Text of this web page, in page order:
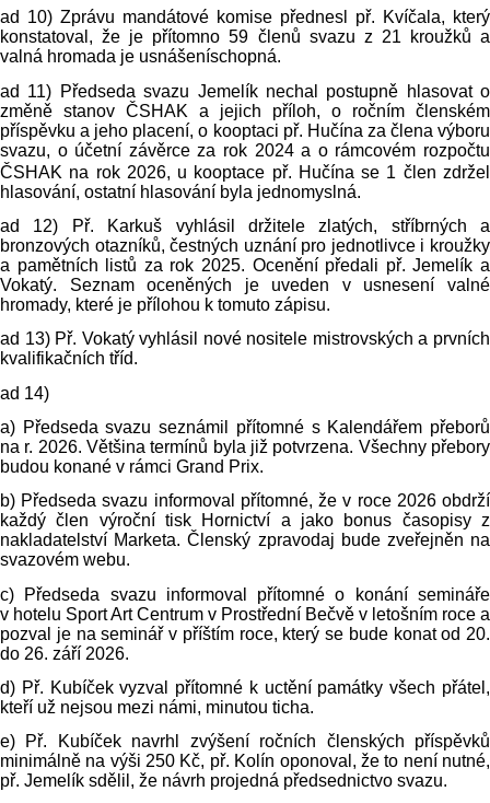
ad 10) Zprávu mandátové komise přednesl př. Kvíčala, který
konstatoval, že je přítomno 59 členů svazu z 21 kroužků a
valná hromada je usnášeníschopná.
ad 11) Předseda svazu Jemelík nechal postupně hlasovat o
změně stanov ČSHAK a jejich příloh, o ročním členském
příspěvku a jeho placení, o kooptaci př. Hučína za člena výboru
svazu, o účetní závěrce za rok 2024 a o rámcovém rozpočtu
ČSHAK na rok 2026, u kooptace př. Hučína se 1 člen zdržel
hlasování, ostatní hlasování byla jednomyslná.
ad 12) Př. Karkuš vyhlásil držitele zlatých, stříbrných a
bronzových otazníků, čestných uznání pro jednotlivce i kroužky
a pamětních listů za rok 2025. Ocenění předali př. Jemelík a
Vokatý. Seznam oceněných je uveden v usnesení valné
hromady, které je přílohou k tomuto zápisu.
ad 13) Př. Vokatý vyhlásil nové nositele mistrovských a prvních
kvalifikačních tříd.
ad 14)
a) Předseda svazu seznámil přítomné s Kalendářem přeborů
na r. 2026. Většina termínů byla již potvrzena. Všechny přebory
budou konané v rámci Grand Prix.
b) Předseda svazu informoval přítomné, že v roce 2026 obdrží
každý člen výroční tisk Hornictví a jako bonus časopisy z
nakladatelství Marketa. Členský zpravodaj bude zveřejněn na
svazovém webu.
c) Předseda svazu informoval přítomné o konání semináře
v hotelu Sport Art Centrum v Prostřední Bečvě v letošním roce a
pozval je na seminář v příštím roce, který se bude konat od 20.
do 26. září 2026.
d) Př. Kubíček vyzval přítomné k uctění památky všech přátel,
kteří už nejsou mezi námi, minutou ticha.
e) Př. Kubíček navrhl zvýšení ročních členských příspěvků
minimálně na výši 250 Kč, př. Kolín oponoval, že to není nutné,
př. Jemelík sdělil, že návrh projedná předsednictvo svazu.